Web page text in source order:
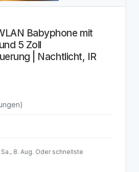
Babyphone mit
5 Zoll
| Nachtlicht, IR
8. Aug. Oder schnellste